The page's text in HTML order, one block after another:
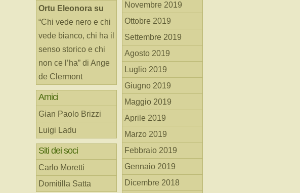
Ortu Eleonora su
“Chi vede nero e chi
vede bianco, chi ha il
senso storico e chi
non ce l’ha” di Ange
de Clermont
Amici
Gian Paolo Brizzi
Luigi Ladu
Siti dei soci
Carlo Moretti
Domitilla Satta
Novembre 2019
Ottobre 2019
Settembre 2019
Agosto 2019
Luglio 2019
Giugno 2019
Maggio 2019
Aprile 2019
Marzo 2019
Febbraio 2019
Gennaio 2019
Dicembre 2018